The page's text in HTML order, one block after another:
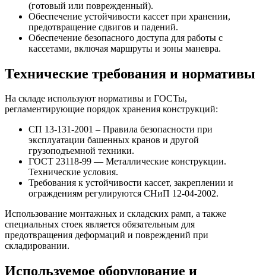
(готовый или поврежденный).
Обеспечение устойчивости кассет при хранении,
предотвращение сдвигов и падений.
Обеспечение безопасного доступа для работы с
кассетами, включая маршруты и зоны маневра.
Технические требования и нормативы
На складе используют нормативы и ГОСТы,
регламентирующие порядок хранения конструкций:
СП 13-131-2001 – Правила безопасности при
эксплуатации башенных кранов и другой
грузоподъемной техники.
ГОСТ 23118-99 — Металлические конструкции.
Технические условия.
Требования к устойчивости кассет, закреплении и
ограждениям регулируются СНиП 12-04-2002.
Использование монтажных и складских рамп, а также
специальных стоек является обязательным для
предотвращения деформаций и повреждений при
складировании.
Используемое оборудование и